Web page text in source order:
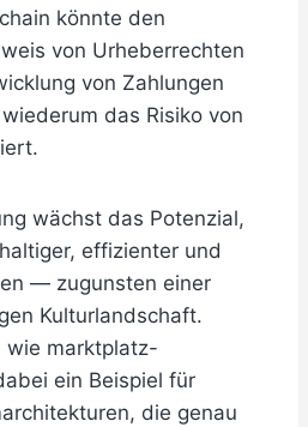
könnte den
von Urheberrechten
von Zahlungen
das Risiko von
wächst das Potenzial,
effizienter und
— zugunsten einer
Kulturlandschaft.
wie marktplatz-
ein Beispiel für
die genau